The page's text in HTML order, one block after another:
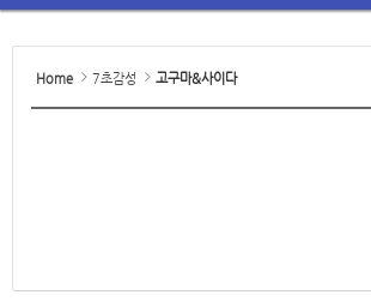
메뉴 건너뛰기
본문시작
Home 7초감성 고구마&사이다